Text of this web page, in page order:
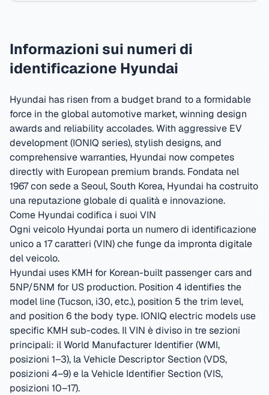
Informazioni sui numeri di
identificazione Hyundai
Hyundai has risen from a budget brand to a formidable
force in the global automotive market, winning design
awards and reliability accolades. With aggressive EV
development (IONIQ series), stylish designs, and
comprehensive warranties, Hyundai now competes
directly with European premium brands. Fondata nel
1967 con sede a Seoul, South Korea, Hyundai ha costruito
una reputazione globale di qualità e innovazione.
Come Hyundai codifica i suoi VIN
Ogni veicolo Hyundai porta un numero di identificazione
unico a 17 caratteri (VIN) che funge da impronta digitale
del veicolo.
Hyundai uses KMH for Korean-built passenger cars and
5NP/5NM for US production. Position 4 identifies the
model line (Tucson, i30, etc.), position 5 the trim level,
and position 6 the body type. IONIQ electric models use
specific KMH sub-codes. Il VIN è diviso in tre sezioni
principali: il World Manufacturer Identifier (WMI,
posizioni 1–3), la Vehicle Descriptor Section (VDS,
posizioni 4–9) e la Vehicle Identifier Section (VIS,
posizioni 10–17).